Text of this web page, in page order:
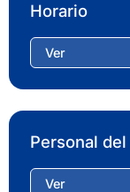
Horario
Ver
Personal
Ver